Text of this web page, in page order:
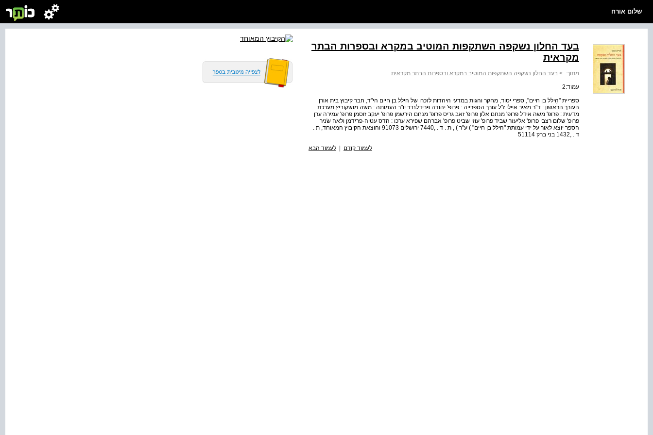
שלום אורח
בעד החלון נשקפה השתקפות המוטיב במקרא ובספרות הבתר
מקראית
מתוך: > בעד החלון נשקפה השתקפות המוטיב במקרא ובספרות הבתר מקראית
עמוד:2
ספריית "הֵילל בן חיים", ספרי יסוד, מחקר והגות במדעי היהדות לזכרו של הילל בן חיים הי"ד, חבר קיבוץ בית אורן
העורך הראשון : ד"ר מאיר איילי ז"ל עורך הספרייה : פרופ' יהודה פרידלנדר יו"ר העמותה : משה מושקוביץ מערכת
מדעית : פרופ' משה אידל פרופ' מנחם אלון פרופ' זאב גריס פרופ' מנחם הירשמן פרופ' יעקב זוסמן פרופ' עמירה ערן
פרופ' שלום רצבי פרופ' אליעזר שביד פרופ' עוזי שביט פרופ' אברהם שפירא ערכו : הדס עטיה-פרידמן ולאה שׂניר
הספר יוצא לאור על ידי עמותת "הילל בן חיים" ) ע"ר ) , ת . ד . ,7440 ירושלים 91073 והוצאת הקיבוץ המאוחד, ת .
ד . ,1432 בני ברק 51114
לעמוד קודם | לעמוד הבא